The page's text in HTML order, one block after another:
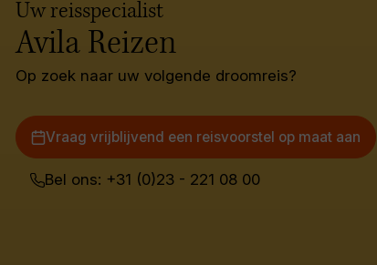
Uw reisspecialist
Avila Reizen
Op zoek naar uw volgende droomreis?
Vraag vrijblijvend een reisvoorstel op maat aan
Bel ons: +31 (0)23 - 221 08 00